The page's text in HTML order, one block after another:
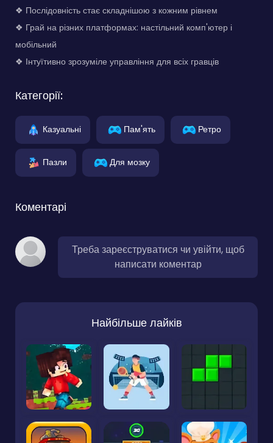
❖ Послідовність стає складнішою з кожним рівнем
❖ Грай на різних платформах: настільний комп'ютер і
мобільний
❖ Інтуїтивно зрозуміле управління для всіх гравців
Категорії:
Казуальні Пам'ять Ретро
Пазли Для мозку
Коментарі
Треба зареєструватися чи увійти, щоб
написати коментар
Найбільше лайків